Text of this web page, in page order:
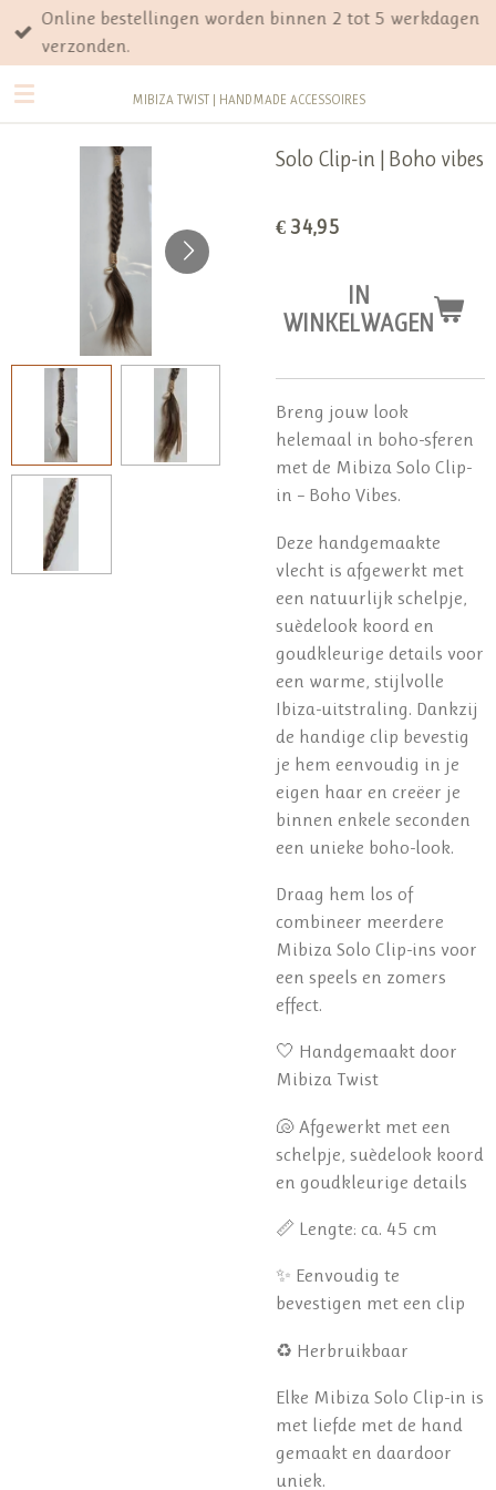
Ga
direct
naar
de
MIBIZA TWIST | HANDMADE ACCESSOIRES
Online bestellingen worden binnen 2 tot 5 werkdagen
verzonden.
Solo Clip-in | Boho vibes
€ 34,95
IN
WINKELWAGEN
Breng jouw look
helemaal in boho-sferen
met de Mibiza Solo Clip-
in – Boho Vibes.
Deze handgemaakte
vlecht is afgewerkt met
een natuurlijk schelpje,
suèdelook koord en
goudkleurige details voor
een warme, stijlvolle
Ibiza-uitstraling. Dankzij
de handige clip bevestig
je hem eenvoudig in je
eigen haar en creëer je
binnen enkele seconden
een unieke boho-look.
Draag hem los of
combineer meerdere
Mibiza Solo Clip-ins voor
een speels en zomers
effect.
🤍 Handgemaakt door
Mibiza Twist
🐚 Afgewerkt met een
schelpje, suèdelook koord
en goudkleurige details
📏 Lengte: ca. 45 cm
✨ Eenvoudig te
bevestigen met een clip
♻️ Herbruikbaar
Elke Mibiza Solo Clip-in is
met liefde met de hand
gemaakt en daardoor
uniek.